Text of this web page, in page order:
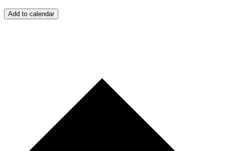
Add to calendar